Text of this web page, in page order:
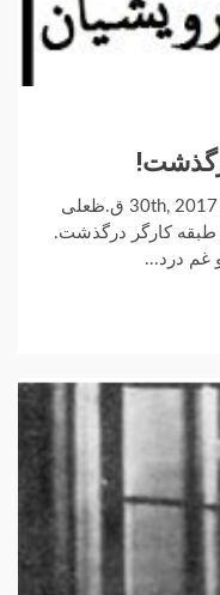
Recently updated on اکتبر 30th, 2017 at 06:18 ق.ظعلی
طبقه کارگر درگذشت.
غم درد...